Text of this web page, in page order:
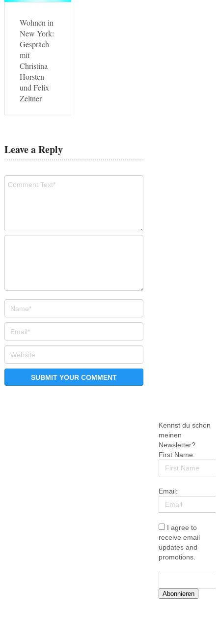
Wohnen in
New York:
Gespräch
mit
Christina
Horsten
und Felix
Zeltner
Leave a Reply
Kennst du schon
meinen
Newsletter?
First Name:
Email:
I agree to
receive email
updates and
promotions.
Abonnieren